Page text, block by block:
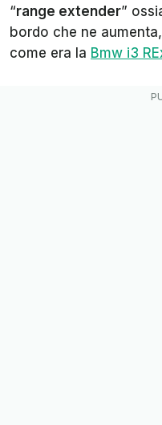
“range extender”
bordo che ne
come era la Bmw i3